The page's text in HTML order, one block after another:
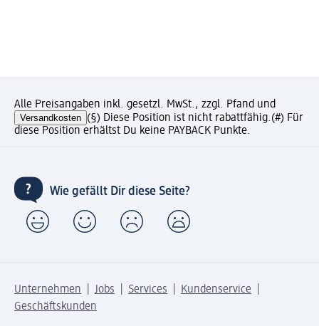
Alle Preisangaben inkl. gesetzl. MwSt., zzgl. Pfand und
Versandkosten (§) Diese Position ist nicht rabattfähig.(#) Für
diese Position erhältst Du keine PAYBACK Punkte.
Wie gefällt Dir diese Seite?
Unternehmen Jobs Services
Kundenservice
Geschäftskunden